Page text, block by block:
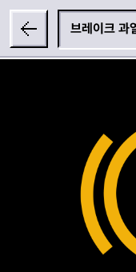
브레이크 과